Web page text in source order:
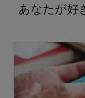
あなたが好